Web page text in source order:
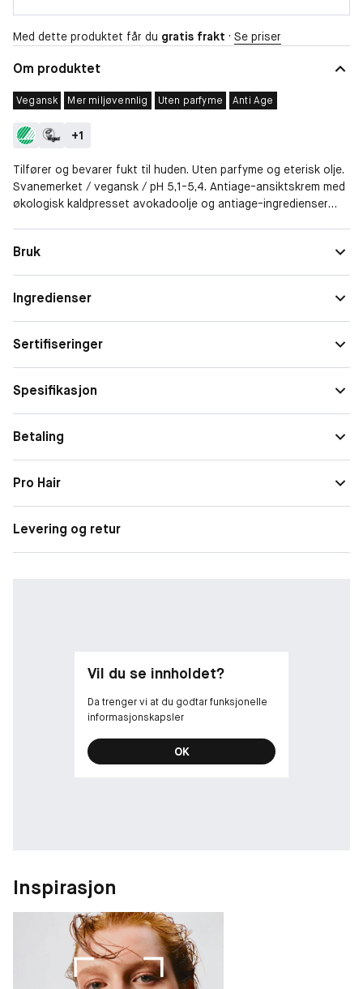
Med dette produktet får du gratis frakt · Se priser
Om produktet
Vegansk Mer miljøvennlig Uten parfyme Anti Age
+1
Tilfører og bevarer fukt til huden. Uten parfyme og eterisk olje.
Svanemerket / vegansk / pH 5,1-5,4. Antiage-ansiktskrem med
økologisk kaldpresset avokadoolje og antiage-ingredienser
omstrukturere, reparere, opprettholde og gjenopprette huden.
Huden får tilført øyeblikkelig fukt, og blir glattere og mykere
Bruk
Ingredienser
Sertifiseringer
Spesifikasjon
Betaling
Pro Hair
Levering og retur
Vil du se innholdet?
Da trenger vi at du godtar funksjonelle
informasjonskapsler
OK
Inspirasjon